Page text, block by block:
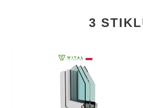
3
Energoefektīvs 6 kameru
Profila biezums: 80mm
Siltumizolējošs selektīvie